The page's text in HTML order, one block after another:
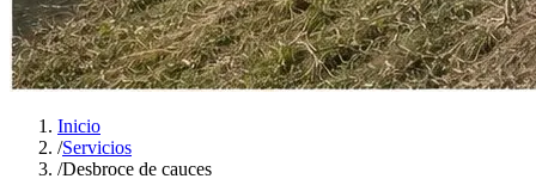
Inicio
/Servicios
/Desbroce de cauces